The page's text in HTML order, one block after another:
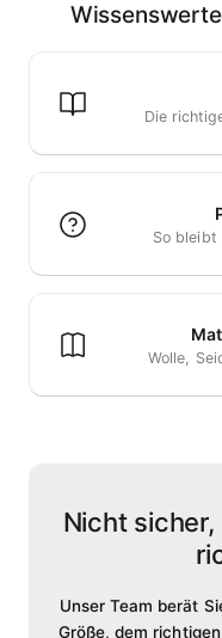
Die
So bleibt
Wolle,
Nicht
Unser Team berät
Größe, dem